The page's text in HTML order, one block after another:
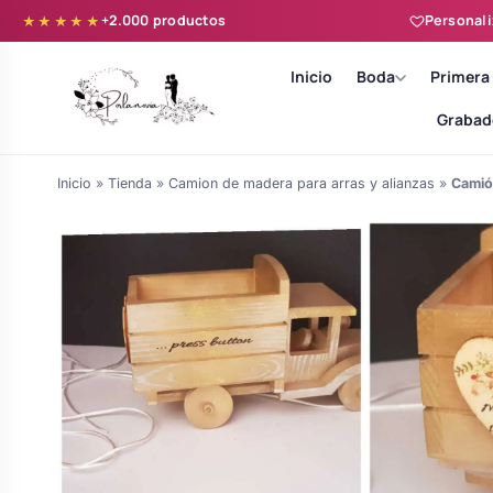
★★★★★+2.000 productos
Inicio Boda
novia y zapatillas
personalizadas
de boda
Árboles de Huellas para Primera
Comunión
Batas de comunión personalizadas
para niña
Inicio » Tienda » Camion de madera para arras y alianzas »